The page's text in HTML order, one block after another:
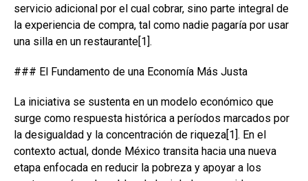
servicio adicional por el cual cobrar, sino parte integral de
la experiencia de compra, tal como nadie pagaría por usar
una silla en un restaurante[1].
### El Fundamento de una Economía Más Justa
La iniciativa se sustenta en un modelo económico que
surge como respuesta histórica a períodos marcados por
la desigualdad y la concentración de riqueza[1]. En el
contexto actual, donde México transita hacia una nueva
etapa enfocada en reducir la pobreza y apoyar a los